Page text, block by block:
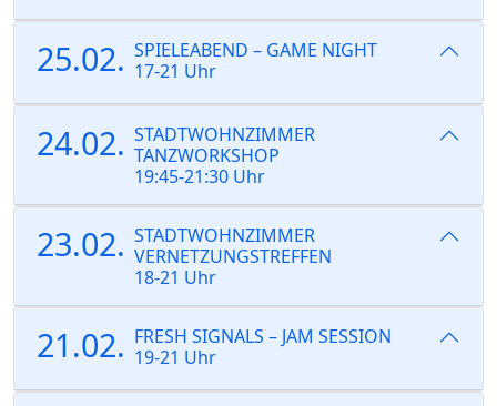
25.02. SPIELEABEND – GAME NIGHT
17-21 Uhr
24.02. STADTWOHNZIMMER
TANZWORKSHOP
19:45-21:30 Uhr
23.02. STADTWOHNZIMMER
VERNETZUNGSTREFFEN
18-21 Uhr
21.02. FRESH SIGNALS – JAM SESSION
19-21 Uhr